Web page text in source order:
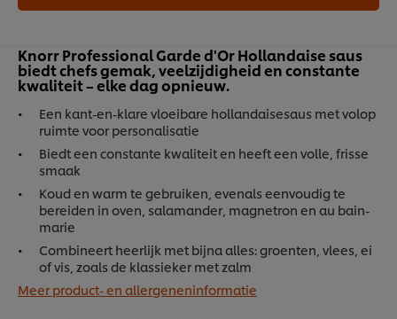
Knorr Professional Garde d'Or Hollandaise saus
biedt chefs gemak, veelzijdigheid en constante
kwaliteit – elke dag opnieuw.
Een kant-en-klare vloeibare hollandaisesaus met volop
ruimte voor personalisatie
Biedt een constante kwaliteit en heeft een volle, frisse
smaak
Koud en warm te gebruiken, evenals eenvoudig te
bereiden in oven, salamander, magnetron en au bain-
marie
Combineert heerlijk met bijna alles: groenten, vlees, ei
of vis, zoals de klassieker met zalm
Meer product- en allergeneninformatie